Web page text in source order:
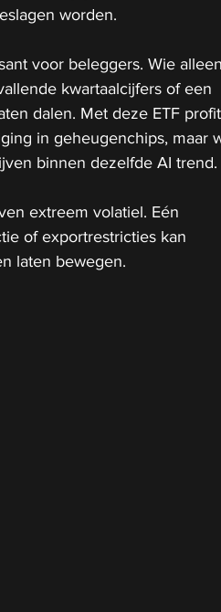
worden.
voor beleggers. Wie alleen
kwartaalcijfers of een
dalen. Met deze ETF
in geheugenchips, maar
binnen dezelfde AI trend.
extreem volatiel. Eén
of exportrestricties kan
laten bewegen.